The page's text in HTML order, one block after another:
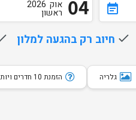
event_note
04 אוק 2026
ראשון
done חיוב רק בהגעה למלון
גלריה הזמנת 10 חדרים ויותר